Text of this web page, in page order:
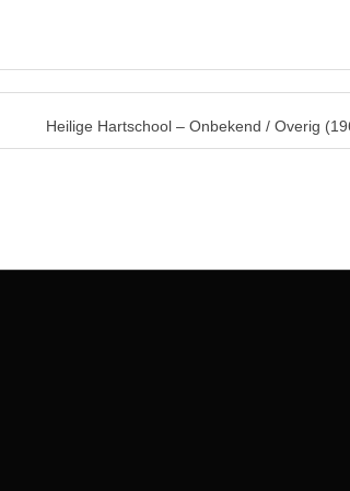
Heilige Hartschool – Onbekend / Overig